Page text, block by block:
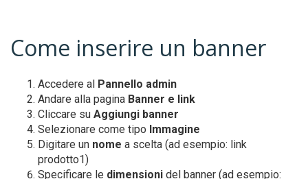
Come inserire un banner
Accedere al Pannello admin
Andare alla pagina Banner e link
Cliccare su Aggiungi banner
Selezionare come tipo Immagine
Digitare un nome a scelta (ad esempio: link
prodotto1)
Specificare le dimensioni del banner (ad esempio: